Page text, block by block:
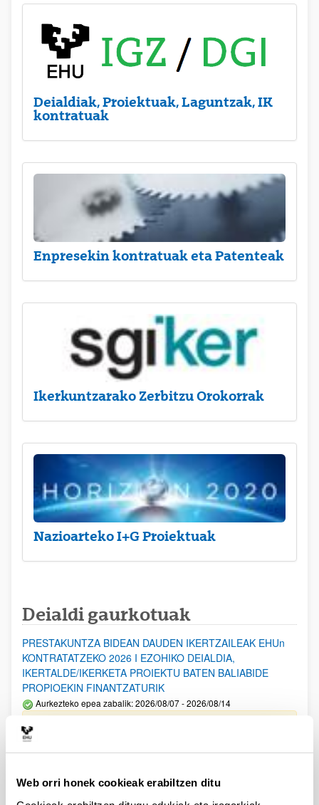
Web orri honek cookieak erabiltzen ditu
Deialdiak, Proiektuak, Laguntzak, IK
kontratuak
Enpresekin kontratuak eta Patenteak
Ikerkuntzarako Zerbitzu Orokorrak
Nazioarteko I+G Proiektuak
Deialdi gaurkotuak
PRESTAKUNTZA BIDEAN DAUDEN IKERTZAILEAK EHUn
KONTRATATZEKO 2026 I EZOHIKO DEIALDIA,
IKERTALDE/IKERKETA PROIEKTU BATEN BALIABIDE
PROPIOEKIN FINANTZATURIK
Aurkezteko epea zabalik: 2026/08/07 - 2026/08/14
Izapide irekia